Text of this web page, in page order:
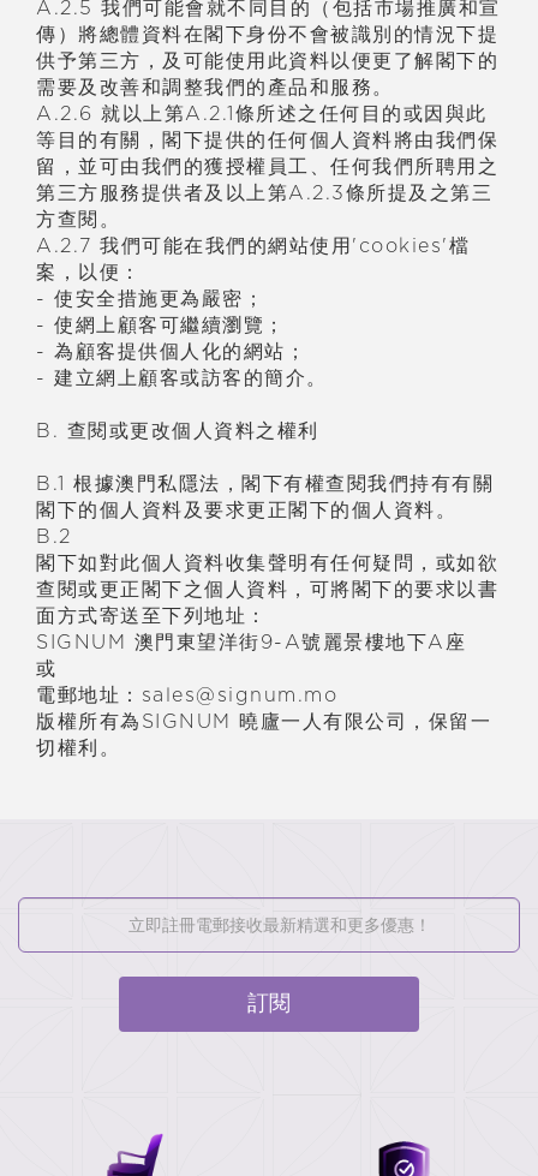
A.2.5 我們可能會就不同目的（包括市場推廣和宣
傳）將總體資料在閣下身份不會被識別的情況下提
供予第三方，及可能使用此資料以便更了解閣下的
需要及改善和調整我們的產品和服務。
A.2.6 就以上第A.2.1條所述之任何目的或因與此
等目的有關，閣下提供的任何個人資料將由我們保
留，並可由我們的獲授權員工、任何我們所聘用之
第三方服務提供者及以上第A.2.3條所提及之第三
方查閱。
A.2.7 我們可能在我們的網站使用'cookies'檔
案，以便：
- 使安全措施更為嚴密；
- 使網上顧客可繼續瀏覽；
- 為顧客提供個人化的網站；
- 建立網上顧客或訪客的簡介。
B. 查閱或更改個人資料之權利
B.1 根據澳門私隱法，閣下有權查閱我們持有有關
閣下的個人資料及要求更正閣下的個人資料。
B.2
閣下如對此個人資料收集聲明有任何疑問，或如欲
查閱或更正閣下之個人資料，可將閣下的要求以書
面方式寄送至下列地址：
SIGNUM 澳門東望洋街9-A號麗景樓地下A座
或
電郵地址：sales@signum.mo
版權所有為SIGNUM 曉廬一人有限公司，保留一
切權利。
訂閱